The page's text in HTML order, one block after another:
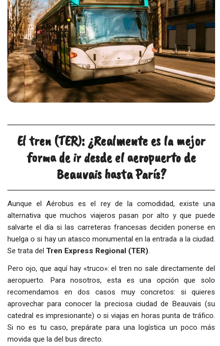
El tren (TER): ¿Realmente es la mejor
forma de ir desde el aeropuerto de
Beauvais hasta París?
Aunque el Aérobus es el rey de la comodidad, existe una
alternativa que muchos viajeros pasan por alto y que puede
salvarte el día si las carreteras francesas deciden ponerse en
huelga o si hay un atasco monumental en la entrada a la ciudad.
Se trata del Tren Express Regional (TER).
Pero ojo, que aquí hay «truco»: el tren no sale directamente del
aeropuerto. Para nosotros, esta es una opción que solo
recomendamos en dos casos muy concretos: si quieres
aprovechar para conocer la preciosa ciudad de Beauvais (su
catedral es impresionante) o si viajas en horas punta de tráfico.
Si no es tu caso, prepárate para una logística un poco más
movida que la del bus directo.